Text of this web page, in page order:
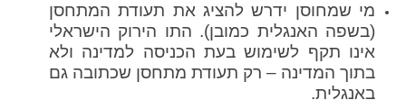
מי שמחוסן ידרש להציג את תעודת המתחסן
(בשפה האנגלית כמובן). התו הירוק הישראלי
אינו תקף לשימוש בעת הכניסה למדינה ולא
בתוך המדינה – רק תעודת מתחסן שכתובה גם
באנגלית.